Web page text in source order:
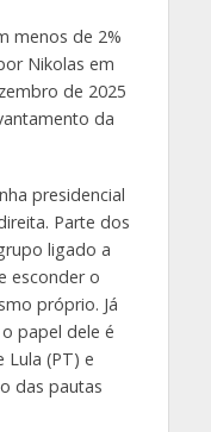
menos de 2%
Nikolas em
de 2025
da
presidencial
Parte dos
ligado a
esconder o
próprio. Já
papel dele é
(PT) e
das pautas